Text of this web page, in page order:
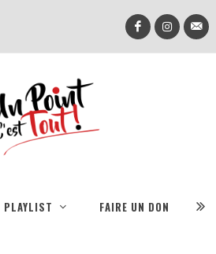
PLAYLIST FAIRE UN DON